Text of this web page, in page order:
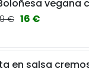
vegana
€ 16 €
en salsa